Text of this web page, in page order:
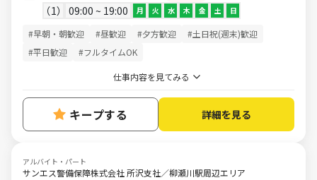
1
09:00 ~ 19:00 月 火 水 木 金 土 日
#早朝・朝歓迎 #昼歓迎 #夕方歓迎
#土日祝(週末)歓迎
#平日歓迎
#フルタイムOK
仕事内容を見てみる
キープする 詳細を見る
アルバイト・パート
サンエス警備保障株式会社 所沢支社／柳瀬川駅周辺エリア